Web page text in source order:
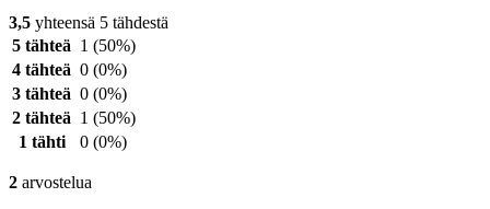
3,5 yhteensä 5 tähdestä
5 tähteä 1 (50%)
4 tähteä 0 (0%)
3 tähteä 0 (0%)
2 tähteä 1 (50%)
1 tähti
0 (0%)
2 arvostelua